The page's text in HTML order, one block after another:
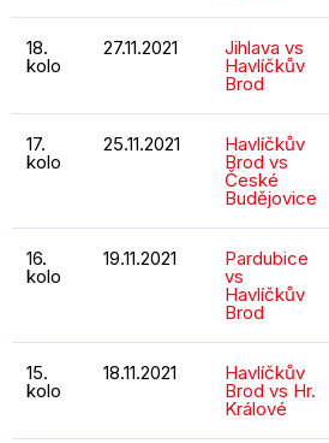
18.
kolo
27.11.2021 Jihlava vs
Havlíčkův
Brod
17.
kolo
25.11.2021 Havlíčkův
Brod vs
České
Budějovice
16.
kolo
19.11.2021 Pardubice
vs
Havlíčkův
Brod
15.
kolo
18.11.2021 Havlíčkův
Brod vs Hr.
Králové